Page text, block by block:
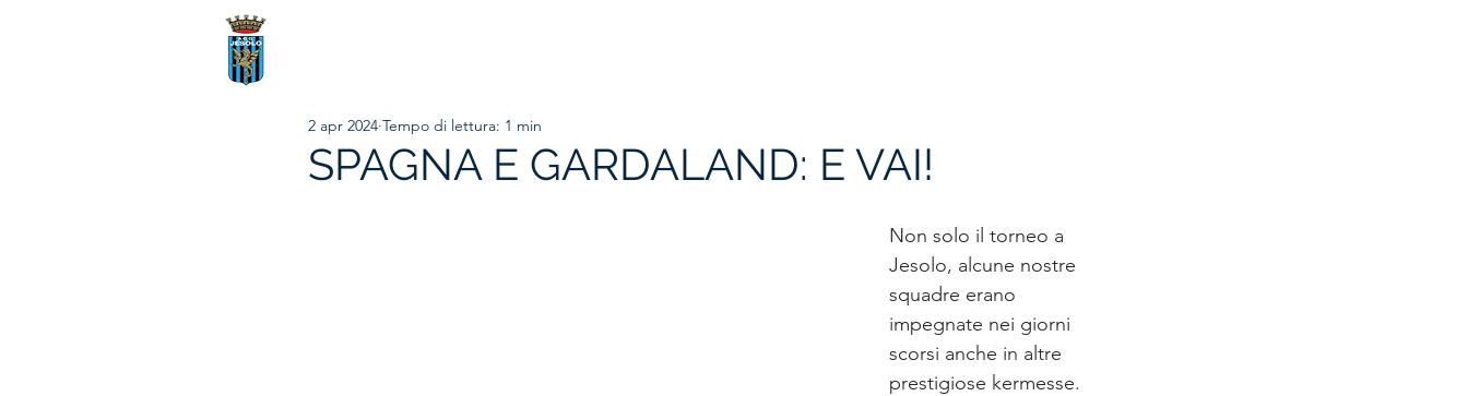
SPAGNA E GARDALAND: E VAI!
2 apr 2024 Tempo di lettura: 1 min
Non solo il torneo a
Jesolo, alcune nostre
squadre erano
impegnate nei giorni
scorsi anche in altre
prestigiose kermesse.